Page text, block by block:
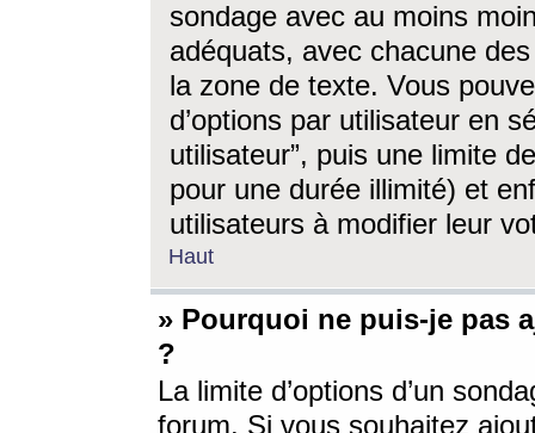
sondage avec au moins
adéquats, avec chacune
la zone de texte. Vous
d’options par utilisateur en
utilisateur”, puis une limite
pour une durée illimité) et
utilisateurs à modifier leur
Haut
» Pourquoi ne puis-je pas
?
La limite d’options d’un
forum. Si vous souhaitez